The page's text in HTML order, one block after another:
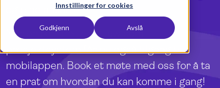
Innstillinger for cookies
Godkjenn Avslå
Integrasjoner
English
Demo
Logg inn
og dine ansatte.
Når bruker Project Flow som
prosjektsystem får du også tilgang til
mobilappen. Book et møte med oss for å ta
en prat om hvordan du kan komme i gang!